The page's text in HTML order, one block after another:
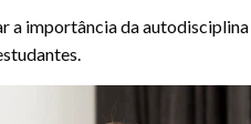
a importância da autodisciplina